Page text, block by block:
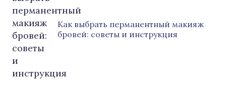
Как выбрать перманентный макияж
бровей: советы и инструкция